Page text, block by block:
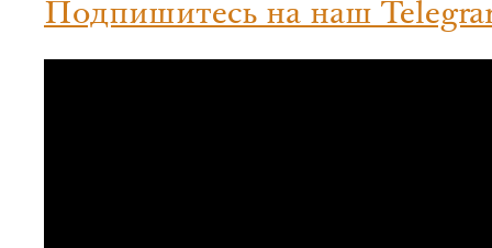
Подпишитесь на наш